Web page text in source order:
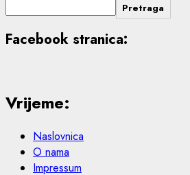
Pretraga
Facebook stranica:
Vrijeme:
Naslovnica
O nama
Impressum